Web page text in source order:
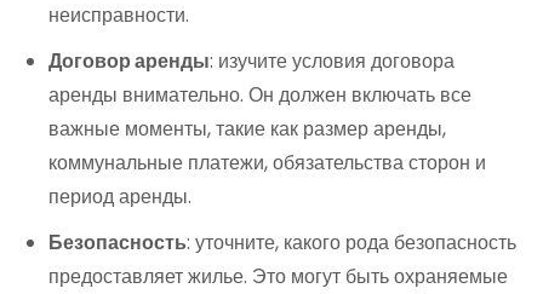
неисправности.
Договор аренды: изучите условия договора
аренды внимательно. Он должен включать все
важные моменты, такие как размер аренды,
коммунальные платежи, обязательства сторон и
период аренды.
Безопасность: уточните, какого рода безопасность
предоставляет жилье. Это могут быть охраняемые